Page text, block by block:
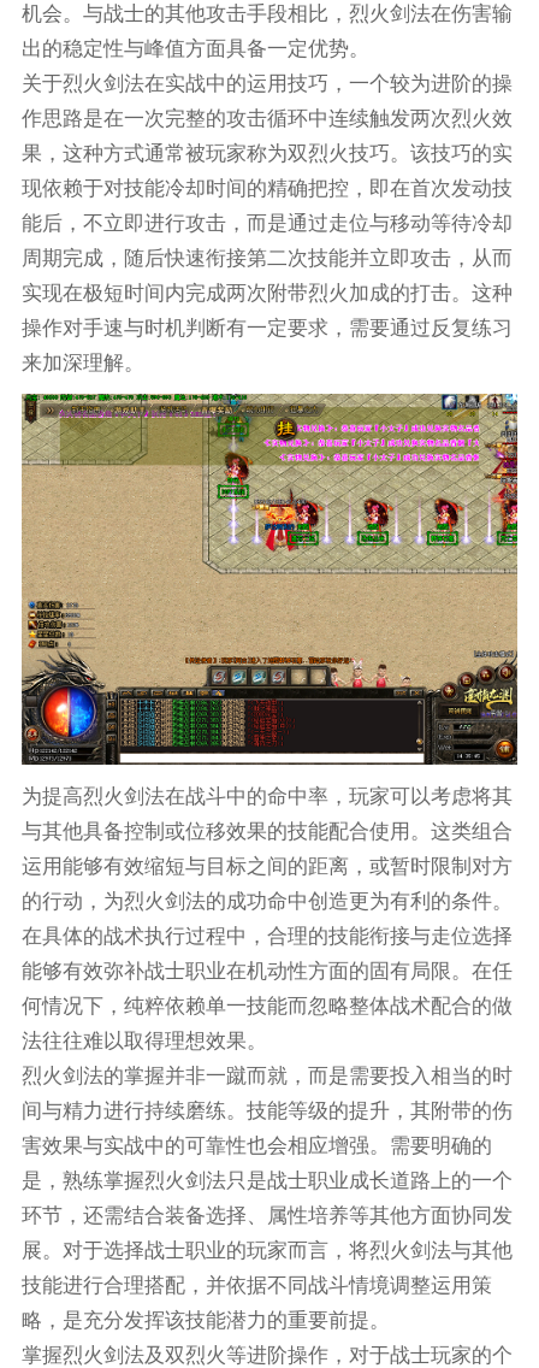
机会。与战士的其他攻击手段相比，烈火剑法在伤害输
出的稳定性与峰值方面具备一定优势。
关于烈火剑法在实战中的运用技巧，一个较为进阶的操
作思路是在一次完整的攻击循环中连续触发两次烈火效
果，这种方式通常被玩家称为双烈火技巧。该技巧的实
现依赖于对技能冷却时间的精确把控，即在首次发动技
能后，不立即进行攻击，而是通过走位与移动等待冷却
周期完成，随后快速衔接第二次技能并立即攻击，从而
实现在极短时间内完成两次附带烈火加成的打击。这种
操作对手速与时机判断有一定要求，需要通过反复练习
来加深理解。
为提高烈火剑法在战斗中的命中率，玩家可以考虑将其
与其他具备控制或位移效果的技能配合使用。这类组合
运用能够有效缩短与目标之间的距离，或暂时限制对方
的行动，为烈火剑法的成功命中创造更为有利的条件。
在具体的战术执行过程中，合理的技能衔接与走位选择
能够有效弥补战士职业在机动性方面的固有局限。在任
何情况下，纯粹依赖单一技能而忽略整体战术配合的做
法往往难以取得理想效果。
烈火剑法的掌握并非一蹴而就，而是需要投入相当的时
间与精力进行持续磨练。技能等级的提升，其附带的伤
害效果与实战中的可靠性也会相应增强。需要明确的
是，熟练掌握烈火剑法只是战士职业成长道路上的一个
环节，还需结合装备选择、属性培养等其他方面协同发
展。对于选择战士职业的玩家而言，将烈火剑法与其他
技能进行合理搭配，并依据不同战斗情境调整运用策
略，是充分发挥该技能潜力的重要前提。
掌握烈火剑法及双烈火等进阶操作，对于战士玩家的个